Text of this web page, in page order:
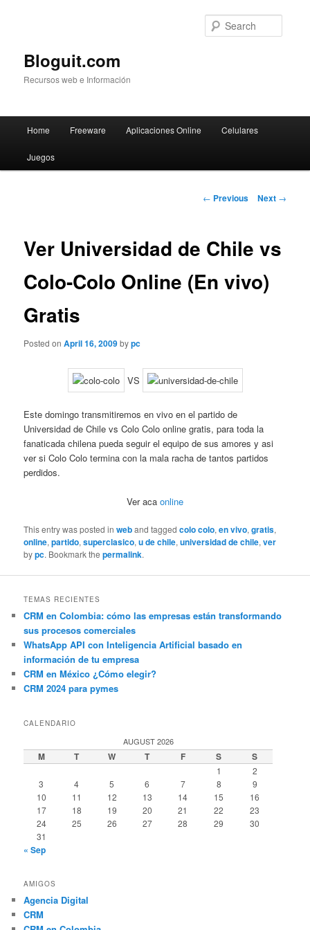
Bloguit.com
Recursos web e Información
Skip
to
Home Freeware Aplicaciones Online Celulares
Juegos
Post
← Previous Next →
Ver Universidad de Chile vs
Colo-Colo Online (En vivo)
Gratis
Posted onApril 16, 2009bypc
VS
Este domingo transmitiremos en vivo en el partido de
Universidad de Chile vs Colo Colo online gratis, para toda la
fanaticada chilena pueda seguir el equipo de sus amores y asi
ver si Colo Colo termina con la mala racha de tantos partidos
perdidos.
Ver aca online
This entry was posted inweband taggedcolo colo,en vivo,gratis,
online,partido,superclasico,u de chile,universidad de chile,ver
bypc. Bookmark thepermalink.
TEMAS RECIENTES
CRM en Colombia: cómo las empresas están transformando
sus procesos comerciales
WhatsApp API con Inteligencia Artificial basado en
información de tu empresa
CRM en México ¿Cómo elegir?
CRM 2024 para pymes
CALENDARIO
AUGUST 2026
M T W T F S S
1
2
3
4 5 6 7 8
9
10
11 12 13 14 15
16
17
18 19 20 21 22
23
24
25 26 27 28 29
30
31
« Sep
AMIGOS
Agencia Digital
CRM